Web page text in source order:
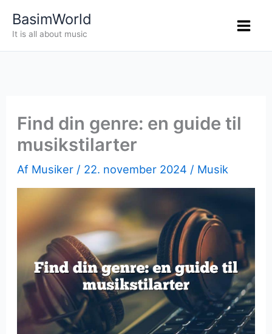
BasimWorld
It is all about music
Find din genre: en guide til
musikstilarter
Af Musiker / 22. november 2024 / Musik